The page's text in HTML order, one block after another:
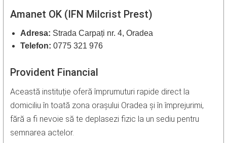
Amanet OK (IFN Milcrist Prest)
Adresa: Strada Carpați nr. 4, Oradea
Telefon: 0775 321 976
Provident Financial
Această instituție oferă împrumuturi rapide direct la
domiciliu în toată zona orașului Oradea și în împrejurimi,
fără a fi nevoie să te deplasezi fizic la un sediu pentru
semnarea actelor.